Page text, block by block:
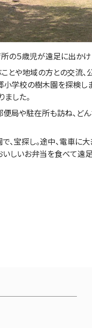
所の５歳児が遠足に出かけ
とや地域の方との交流、
小学校の樹木園を探検し
した。
便局や駐在所も訪ね、ど
、宝探し。途中、電車に
いしいお弁当を食べて遠